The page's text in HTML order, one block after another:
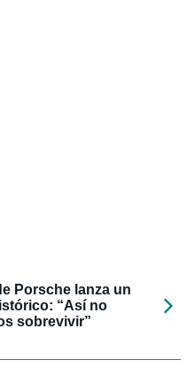
Porsche lanza un
“Así no
sobrevivir”